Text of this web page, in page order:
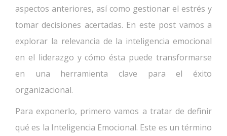
aspectos anteriores, así como gestionar el estrés y
tomar decisiones acertadas. En este post vamos a
explorar la relevancia de la inteligencia emocional
en el liderazgo y cómo ésta puede transformarse
en una herramienta clave para el éxito
organizacional.
Para exponerlo, primero vamos a tratar de definir
qué es la Inteligencia Emocional. Este es un término